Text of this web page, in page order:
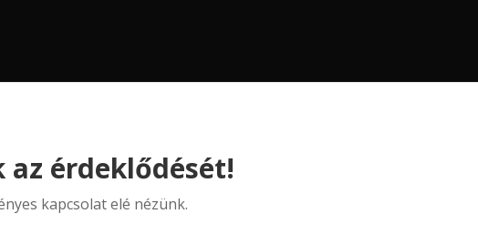
érdeklődését!
kapcsolat elé nézünk.